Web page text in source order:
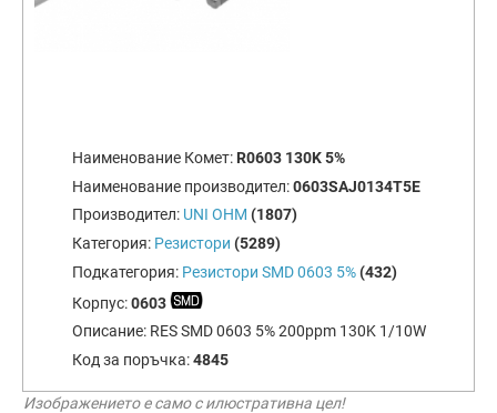
Наименование Комет: R0603 130K 5%
Наименование производител:0603SAJ0134T5E
Производител: UNI OHM (1807)
Категория: Резистори (5289)
Подкатегория: Резистори SMD 0603 5% (432)
Корпус:0603
Описание: RES SMD 0603 5% 200ppm 130K 1/10W
Код за поръчка:4845
Изображението е само с илюстративна цел!